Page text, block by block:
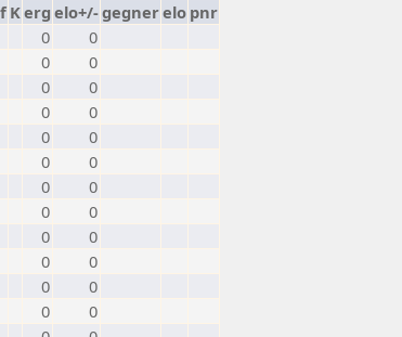
f Kerg elo+/-gegnerelo pnr
0
0
0
0
0
0
0
0
0
0
0
0
0
0
0
0
0
0
0
0
0
0
0
0